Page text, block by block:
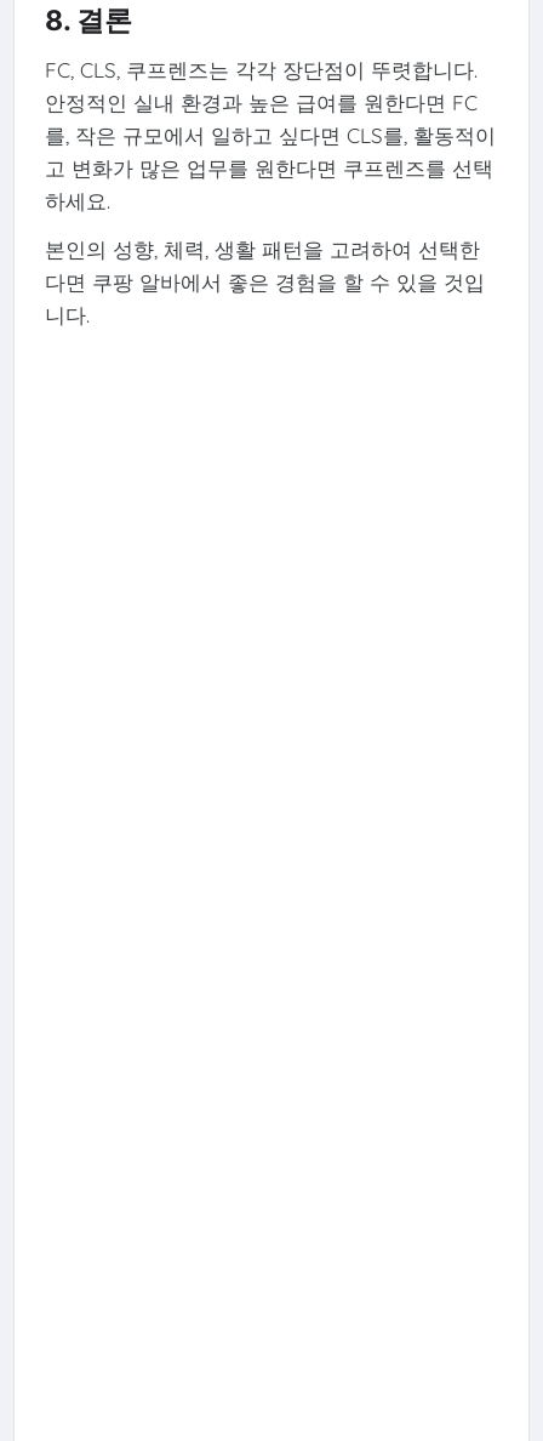
8. 결론
FC, CLS, 쿠프렌즈는 각각 장단점이 뚜렷합니다.
안정적인 실내 환경과 높은 급여를 원한다면 FC
를, 작은 규모에서 일하고 싶다면 CLS를, 활동적이
고 변화가 많은 업무를 원한다면 쿠프렌즈를 선택
하세요.
본인의 성향, 체력, 생활 패턴을 고려하여 선택한
다면 쿠팡 알바에서 좋은 경험을 할 수 있을 것입
니다.